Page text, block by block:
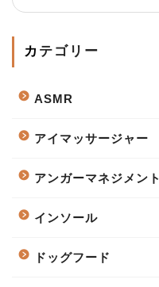
カテゴリー
ASMR
アイマッサージャー
アンガーマネジメント
インソール
ドッグフード